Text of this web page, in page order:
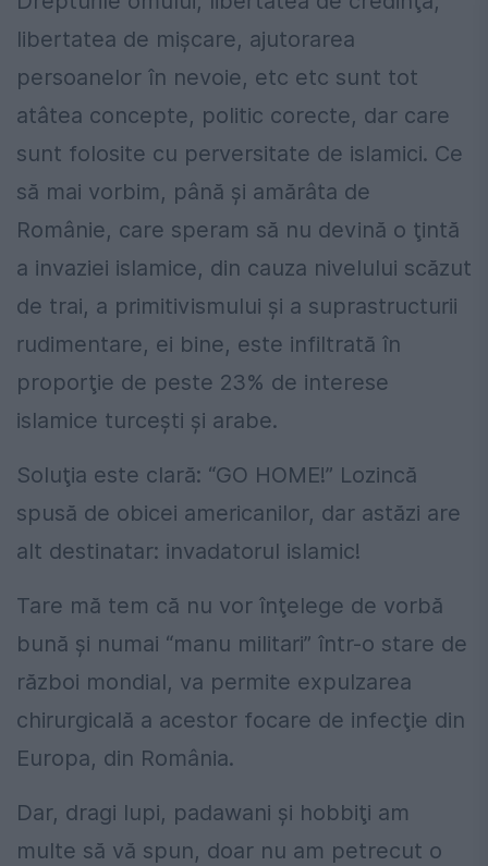
libertatea de mişcare, ajutorarea
persoanelor în nevoie, etc etc sunt tot
atâtea concepte, politic corecte, dar care
sunt folosite cu perversitate de islamici. Ce
să mai vorbim, până şi amărâta de
Românie, care speram să nu devină o ţintă
a invaziei islamice, din cauza nivelului scăzut
de trai, a primitivismului şi a suprastructurii
rudimentare, ei bine, este infiltrată în
proporţie de peste 23% de interese
islamice turceşti şi arabe.
Soluţia este clară: “GO HOME!” Lozincă
spusă de obicei americanilor, dar astăzi are
alt destinatar: invadatorul islamic!
Tare mă tem că nu vor înţelege de vorbă
bună şi numai “manu militari” într-o stare de
război mondial, va permite expulzarea
chirurgicală a acestor focare de infecţie din
Europa, din România.
Dar, dragi lupi, padawani şi hobbiţi am
multe să vă spun, doar nu am petrecut o